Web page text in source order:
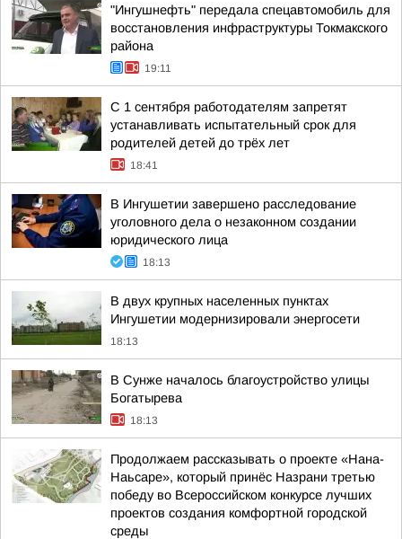
"Ингушнефть" передала спецавтомобиль для
восстановления инфраструктуры Токмакского
района
19:11
С 1 сентября работодателям запретят
устанавливать испытательный срок для
родителей детей до трёх лет
18:41
В Ингушетии завершено расследование
уголовного дела о незаконном создании
юридического лица
18:13
В двух крупных населенных пунктах
Ингушетии модернизировали энергосети
18:13
В Сунже началось благоустройство улицы
Богатырева
18:13
Продолжаем рассказывать о проекте «Нана-
Наьсаре», который принёс Назрани третью
победу во Всероссийском конкурсе лучших
проектов создания комфортной городской
среды